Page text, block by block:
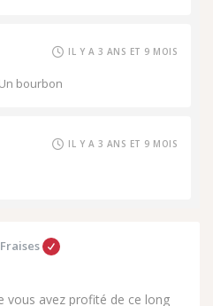
IL Y A 3 ANS ET 9 MOIS
bourbon
IL Y A 3 ANS ET 9 MOIS
vous avez profité de ce long